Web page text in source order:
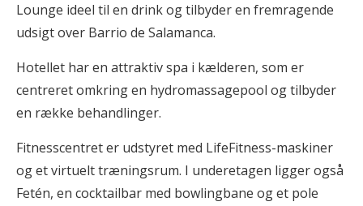
Lounge ideel til en drink og tilbyder en fremragende
udsigt over Barrio de Salamanca.
Hotellet har en attraktiv spa i kælderen, som er
centreret omkring en hydromassagepool og tilbyder
en række behandlinger.
Fitnesscentret er udstyret med LifeFitness-maskiner
og et virtuelt træningsrum. I underetagen ligger også
Fetén, en cocktailbar med bowlingbane og et pole